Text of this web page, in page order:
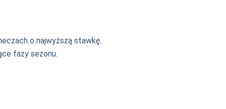
o najwyższą stawkę.
fazy sezonu.